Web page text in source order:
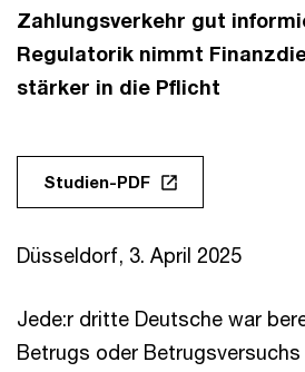
Zahlungsverkehr gut
Regulatorik nimmt
stärker in die Pflicht
Studien-PDF
Düsseldorf, 3. April 2025
Jede:r dritte Deutsche war
Betrugs oder Betrugsversuchs